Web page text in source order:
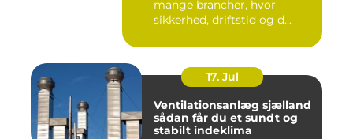
mange brancher, hvor
sikkerhed, driftstid og d...
17. Jul
Ventilationsanlæg sjælland
sådan får du et sundt og
stabilt indeklima